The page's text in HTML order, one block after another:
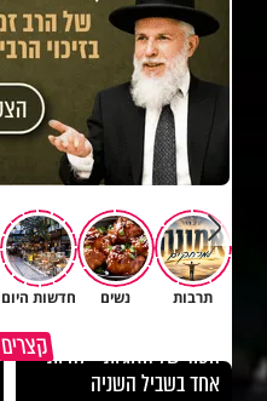
תרבות נשים חדשות היום
קצריםהסוד של הזוגיות - להיות
אחד בשביל השניה